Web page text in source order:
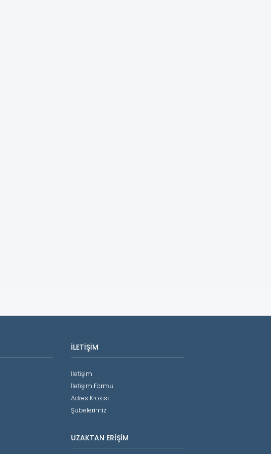
İLETIŞIM
İletişim
İletişim Formu
Adres Krokisi
Şubelerimiz
UZAKTAN ERIŞIM